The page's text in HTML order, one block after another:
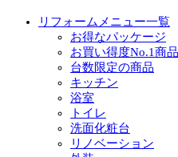
リフォームメニュー一覧
お得なパッケージ
お買い得度No.1商品
台数限定の商品
キッチン
浴室
トイレ
洗面化粧台
リノベーション